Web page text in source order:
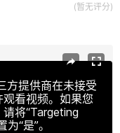
(暂无评分)
方提供商在未接受
看视频。如果您
将“Targeting
“是”。